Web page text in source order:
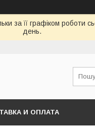
за її графіком
день.
И ОПЛАТА